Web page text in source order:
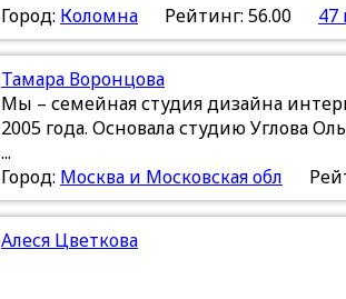
Город: Коломна Рейтинг: 56.00 47
Тамара Воронцова
Мы – семейная студия дизайна
2005 года. Основала студию Углова
...
Город: Москва и Московская обл
Алеся Цветкова